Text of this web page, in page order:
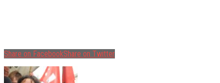
Share on FacebookShare on Twitter